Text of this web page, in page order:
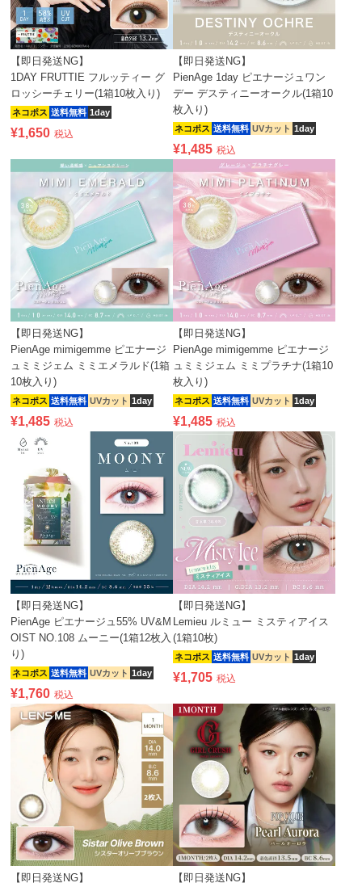
【即日発送NG】
1DAY FRUTTIE フルッティー グ
ロッシーチェリー(1箱10枚入り)
ネコポス 送料無料 1day
¥1,650 税込
【即日発送NG】
PienAge 1day ピエナージュワン
デー デスティニーオークル(1箱10
枚入り)
ネコポス 送料無料 UVカット 1day
¥1,485 税込
【即日発送NG】
PienAge mimigemme ピエナージ
ュミミジェム ミミエメラルド(1箱
10枚入り)
ネコポス 送料無料 UVカット 1day
¥1,485 税込
【即日発送NG】
PienAge mimigemme ピエナージ
ュミミジェム ミミプラチナ(1箱10
枚入り)
ネコポス 送料無料 UVカット 1day
¥1,485 税込
【即日発送NG】
PienAge ピエナージュ55% UV&M
OIST NO.108 ムーニー(1箱12枚入
り)
ネコポス 送料無料 UVカット 1day
¥1,760 税込
【即日発送NG】
Lemieu ルミュー ミスティアイス
(1箱10枚)
ネコポス 送料無料 UVカット 1day
¥1,705 税込
【即日発送NG】
【即日発送NG】